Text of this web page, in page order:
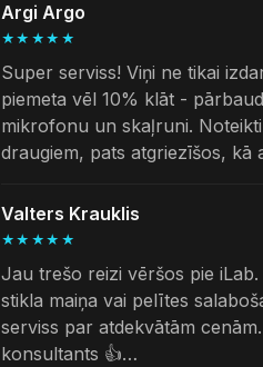
Argi Argo
★★★★★
Super serviss! Viņi ne tikai
piemeta vēl 10% klāt -
mikrofonu un skaļruni.
draugiem, pats atgriezīšos, kā
Valters Krauklis
★★★★★
Jau trešo reizi vēršos pie
stikla maiņa vai pelītes
serviss par atdekvātām
konsultants 👍…